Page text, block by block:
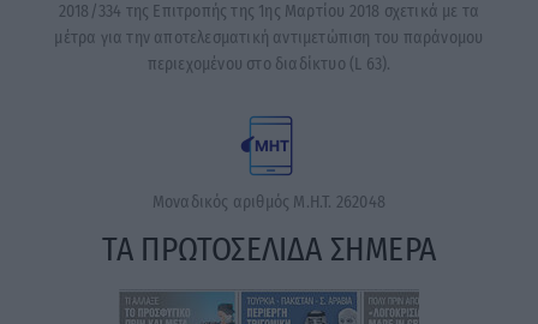
2018/334 της Επιτροπής της 1ης Μαρτίου 2018 σχετικά με τα
μέτρα για την αποτελεσματική αντιμετώπιση του παράνομου
περιεχομένου στο διαδίκτυο (L 63).
Μοναδικός αριθμός Μ.Η.Τ. 262048
ΤΑ ΠΡΩΤΟΣΕΛΙΔΑ ΣΗΜΕΡΑ